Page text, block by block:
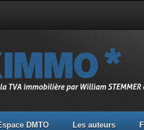
DMTO Les auteurs